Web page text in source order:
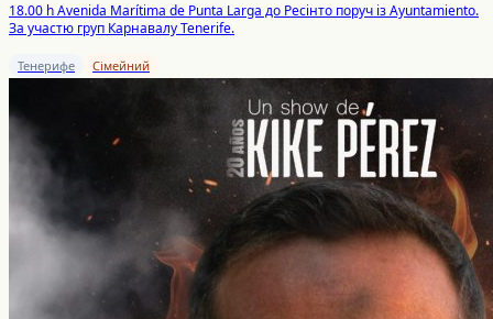
18.00 h Avenida Marítima de Punta Larga до Ресінто поруч із Ayuntamiento.
За участю груп Карнавалу Tenerife.
Тенерифе Сімейний